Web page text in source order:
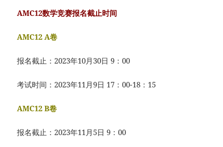
AMC12数学竞赛报名截止时间
AMC12 A卷
报名截止：2023年10月30日 9：00
考试时间：2023年11月9日 17：00-18：15
AMC12 B卷
报名截止：2023年11月5日 9：00